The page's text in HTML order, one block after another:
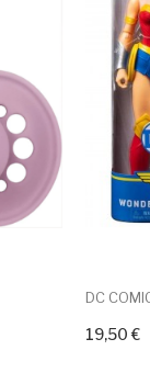
DC
19,50 €